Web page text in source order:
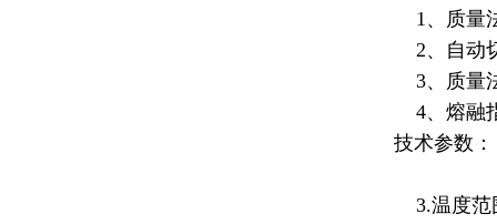
1、质量
2、自动
3、质量
4、 熔融
技术参数：
3.温度范